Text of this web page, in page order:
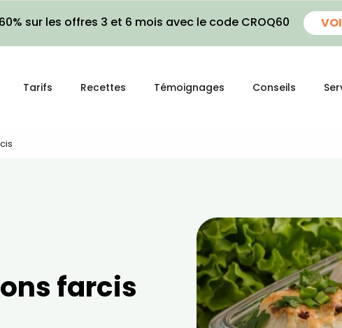
sur les offres 3 et 6 mois avec le code CROQ60
Tarifs Recettes Témoignages Conseils
farcis